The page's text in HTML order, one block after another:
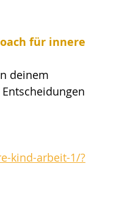
für innere
deinem
kind-arbeit-1/?